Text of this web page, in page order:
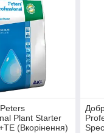
Plant Starter
(Вкорінення)